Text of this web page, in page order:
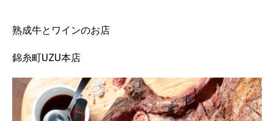
熟成牛とワインのお店
錦糸町UZU本店